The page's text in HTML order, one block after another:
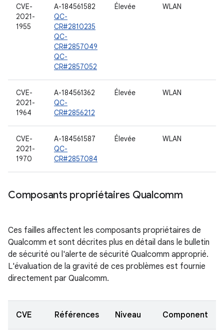
CVE-
2021-
1955
A-184561582
QC-
CR#2810235
QC-
CR#2857049
QC-
CR#2857052
Élevée WLAN
CVE-
2021-
1964
A-184561362
QC-
CR#2856212
Élevée WLAN
CVE-
2021-
1970
A-184561587
QC-
CR#2857084
Élevée WLAN
Composants propriétaires Qualcomm
Ces failles affectent les composants propriétaires de
Qualcomm et sont décrites plus en détail dans le bulletin
de sécurité ou l'alerte de sécurité Qualcomm approprié.
L'évaluation de la gravité de ces problèmes est fournie
directement par Qualcomm.
CVE Références Niveau Component